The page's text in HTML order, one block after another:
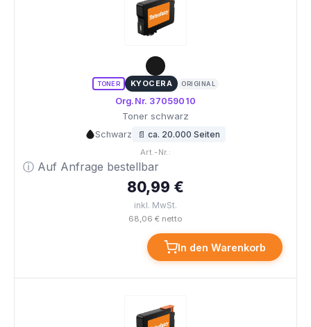
TONER KYOCERA ORIGINAL
Org.Nr. 37059010
Toner schwarz
Schwarz 📄 ca. 20.000 Seiten
Art.-Nr.:
ⓘ Auf Anfrage bestellbar
80,99 €
inkl. MwSt.
68,06 € netto
In den Warenkorb